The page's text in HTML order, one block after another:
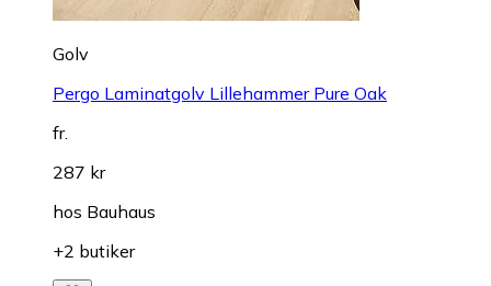
Golv
Pergo Laminatgolv Lillehammer Pure Oak
fr.
287 kr
hos Bauhaus
+2 butiker